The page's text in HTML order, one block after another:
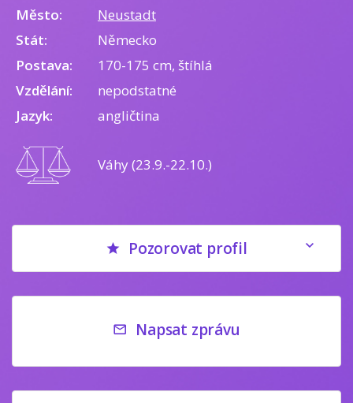
Město:
Neustadt
Stát:
Německo
Postava:
170-175 cm, štíhlá
Vzdělání:
nepodstatné
Jazyk:
angličtina
Váhy (23.9.-22.10.)
Pozorovat profil
Napsat zprávu